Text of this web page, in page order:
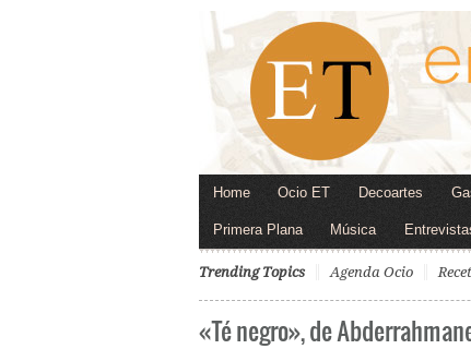
Home Ocio ET Decoartes
Primera Plana Música
Trending Topics Agenda Ocio
«Té negro», de